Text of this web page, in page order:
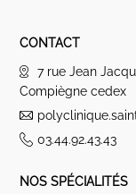
CONTACT
7 rue Jean
Compiègne cedex
03.44.92.43.43
NOS SPÉCIALITÉS